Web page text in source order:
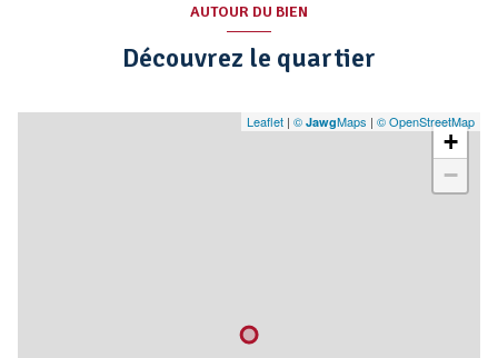
AUTOUR DU BIEN
Découvrez le quartier
+
−
Leaflet | © JawgMaps | © OpenStreetMap